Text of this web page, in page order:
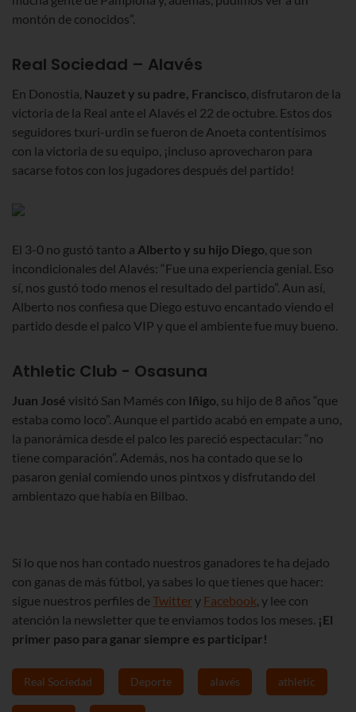
montón de conocidos”.
Real Sociedad – Alavés
En Donostia, Nauzet y su padre, Francisco, disfrutaron de la
victoria de la Real ante el Alavés el 22 de octubre. Estos dos
seguidores txuri-urdin se fueron de Anoeta contentísimos
con la victoria de su equipo, ¡incluso aprovecharon para
sacarse fotos con los jugadores después del partido!
El 3-0 no gustó tanto a Alberto y su hijo Diego, que son
incondicionales del Alavés: “Fue una experiencia genial. Eso
sí, nos gustó todo menos el resultado del partido”. Aun así,
Alberto nos confiesa que Diego estuvo encantado viendo el
partido desde el palco VIP y que el ambiente fue muy bueno.
Athletic Club - Osasuna
Juan José visitó San Mamés con Iñigo, su hijo de 8 años “que
estaba como loco”. Aunque el partido acabó en empate a uno,
la panorámica desde el palco les pareció espectacular: “no
tiene comparación”. Además, nos ha contado que se lo
pasaron genial comiendo unos pintxos y disfrutando del
ambientazo que había en Bilbao.
Si lo que nos han contado nuestros ganadores te ha dejado
con ganas de más fútbol, ya sabes lo que tienes que hacer:
sigue nuestros perfiles deTwittery Facebook, y lee con
atención la newsletter que te enviamos todos los meses. ¡El
primer paso para ganar siempre es participar!
Real Sociedad Deporte alavés athletic